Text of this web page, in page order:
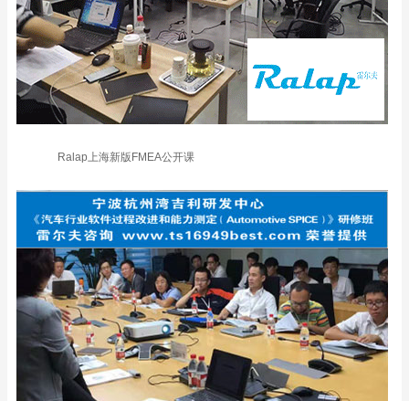
Ralap上海新版FMEA公开课